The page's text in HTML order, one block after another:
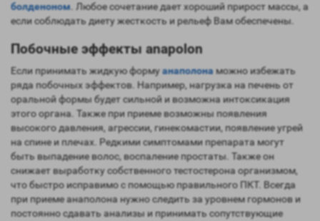
болденоном . Любое сочетание дает хороший прирост массы, а
если соблюдать диету жесткость и рельеф Вам обеспечены.
Побочные эффекты anapolon
Если принимать жидкую формуанаполонаможно избежать
ряда побочных эффектов. Например, нагрузка на печень от
оральной формы будет сильной и возможна интоксикация
этого органа. Также при приеме возможны появления
высокого давления, агрессии, гинекомастии, появление угрей
на спине и плечах. Редкими симптомами препарата могут
быть выпадение волос, воспаление простаты. Также он
снижает выработку собственного тестостерона организмом,
что быстро исправимо с помощью правильного ПКТ. Всегда
при приеме анаполона нужно следить за уровнем гормонов и
постоянно сдавать анализы и принимать сопутствующие